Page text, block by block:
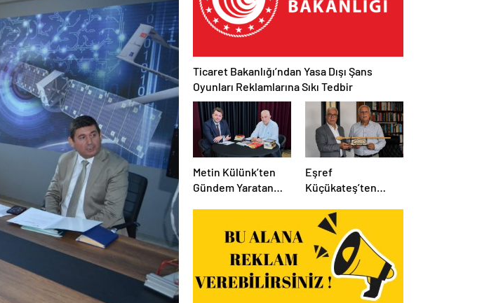
Ticaret Bakanlığı’ndan Yasa Dışı Şans
Oyunları Reklamlarına Sıkı Tedbir
Metin Külünk’ten
Gündem Yaratan
Siyasete İlişkin
Mesajlar
Eşref
Küçükateş’ten
Hüseyin Avni
Mutlu’ya Anlamlı
Ziyaret